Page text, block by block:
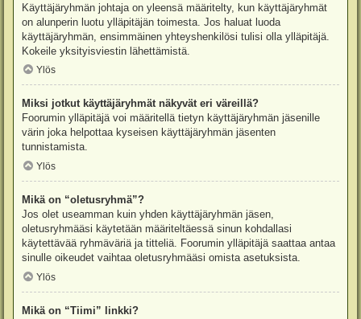
Käyttäjäryhmän johtaja on yleensä määritelty, kun käyttäjäryhmät
on alunperin luotu ylläpitäjän toimesta. Jos haluat luoda
käyttäjäryhmän, ensimmäinen yhteyshenkilösi tulisi olla ylläpitäjä.
Kokeile yksityisviestin lähettämistä.
Ylös
Miksi jotkut käyttäjäryhmät näkyvät eri väreillä?
Foorumin ylläpitäjä voi määritellä tietyn käyttäjäryhmän jäsenille
värin joka helpottaa kyseisen käyttäjäryhmän jäsenten
tunnistamista.
Ylös
Mikä on “oletusryhmä”?
Jos olet useamman kuin yhden käyttäjäryhmän jäsen,
oletusryhmääsi käytetään määriteltäessä sinun kohdallasi
käytettävää ryhmäväriä ja titteliä. Foorumin ylläpitäjä saattaa antaa
sinulle oikeudet vaihtaa oletusryhmääsi omista asetuksista.
Ylös
Mikä on “Tiimi” linkki?